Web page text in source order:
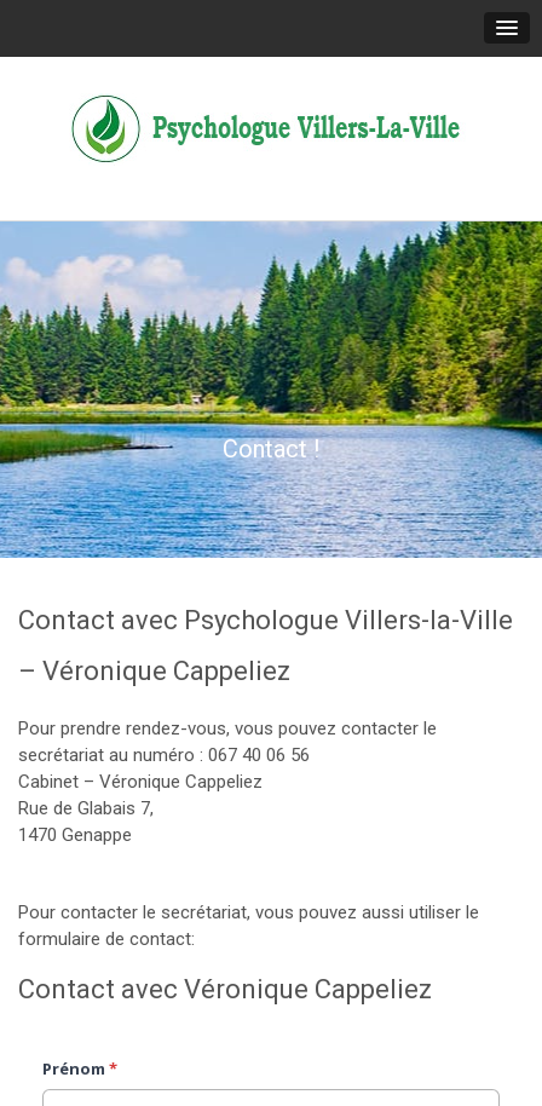
Contact !
Contact avec Psychologue Villers-la-Ville
– Véronique Cappeliez
Pour prendre rendez-vous, vous pouvez contacter le
secrétariat au numéro : 067 40 06 56
Cabinet – Véronique Cappeliez
Rue de Glabais 7,
1470 Genappe
Pour contacter le secrétariat, vous pouvez aussi utiliser le
formulaire de contact:
Contact avec Véronique Cappeliez